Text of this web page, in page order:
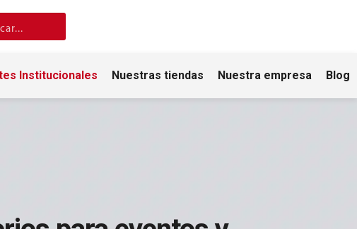
Institucionales Nuestras tiendas Nuestra empresa Blog